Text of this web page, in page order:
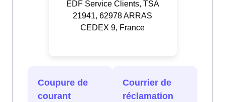
EDF Service Clients, TSA
21941, 62978 ARRAS
CEDEX 9, France
Coupure de
courant
Courrier de
réclamation